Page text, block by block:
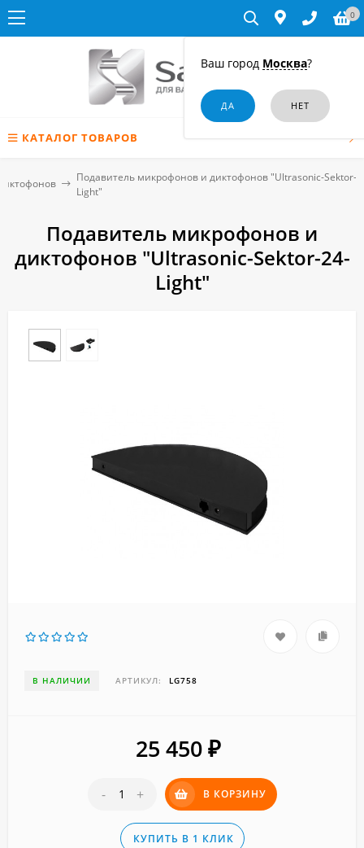
Ваш город Москва?
0
КАТАЛОГ ТОВАРОВ
Подавитель микрофонов и диктофонов "Ultrasonic-Sektor-
Light"
Подавитель микрофонов и
диктофонов "Ultrasonic-Sektor-24-
Light"
В НАЛИЧИИ АРТИКУЛ: LG758
25 450 ₽
- + В КОРЗИНУ
КУПИТЬ В 1 КЛИК